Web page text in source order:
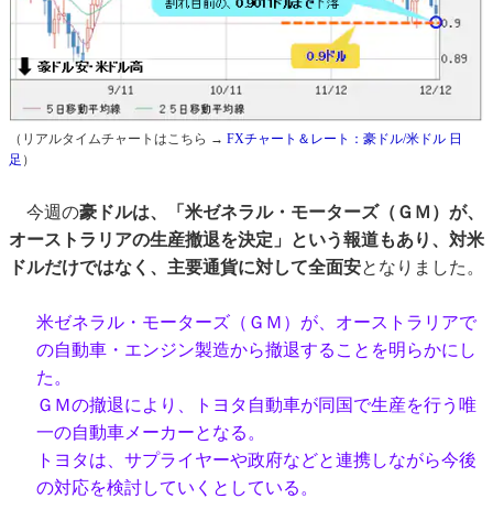
（リアルタイムチャートはこちら → FXチャート＆レート：豪ドル/米ドル 日
足 ）
今週の豪ドルは、
「米ゼネラル・モーターズ（ＧＭ）が、
オーストラリアの生産撤退を決定」という報道もあり、対米
ドルだけではなく、主要通貨に対して全面安となりました。
米ゼネラル・モーターズ（ＧＭ）が、オーストラリアで
の自動車・エンジン製造から撤退することを明らかにし
た。
ＧＭの撤退により、トヨタ自動車が同国で生産を行う唯
一の自動車メーカーとなる。
トヨタは、サプライヤーや政府などと連携しながら今後
の対応を検討していくとしている。